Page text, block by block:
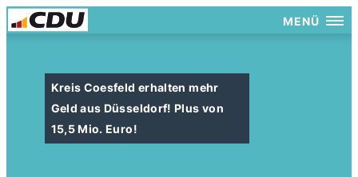
MENÜ
Kreis Coesfeld erhalten mehr
Geld aus Düsseldorf! Plus von
15,5 Mio. Euro!